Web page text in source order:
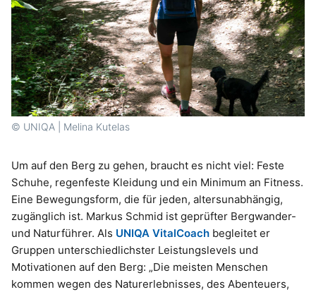
© UNIQA | Melina Kutelas
Um auf den Berg zu gehen, braucht es nicht viel: Feste
Schuhe, regenfeste Kleidung und ein Minimum an Fitness.
Eine Bewegungsform, die für jeden, altersunabhängig,
zugänglich ist. Markus Schmid ist geprüfter Bergwander-
und Naturführer. Als UNIQA VitalCoach begleitet er
Gruppen unterschiedlichster Leistungslevels und
Motivationen auf den Berg: „Die meisten Menschen
kommen wegen des Naturerlebnisses, des Abenteuers,